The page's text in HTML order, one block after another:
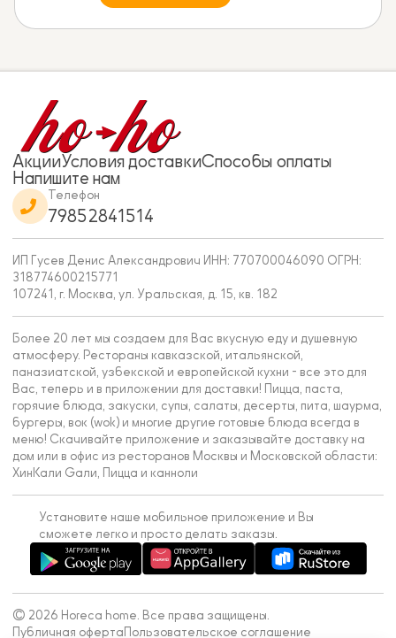
АкцииУсловия доставкиСпособы оплаты
Напишите нам
Телефон
79852841514
ИП Гусев Денис Александрович ИНН: 770700046090 ОГРН:
318774600215771
107241, г. Москва, ул. Уральская, д. 15, кв. 182
Более 20 лет мы создаем для Вас вкусную еду и душевную
атмосферу. Рестораны кавказской, итальянской,
паназиатской, узбекской и европейской кухни - все это для
Вас, теперь и в приложении для доставки! Пицца, паста,
горячие блюда, закуски, супы, салаты, десерты, пита, шаурма,
бургеры, вок (wok) и многие другие готовые блюда всегда в
меню! Скачивайте приложение и заказывайте доставку на
дом или в офис из ресторанов Москвы и Московской области:
ХинКали Gали, Пицца и канноли
Установите наше мобильное приложение и Вы
сможете легко и просто делать заказы.
© 2026 Horeca home. Все права защищены.
Публичная оферта Пользовательское соглашение